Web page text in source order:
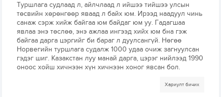
Туршлага судлаад л, айлчлаад л ийшээ тийшээ улсын
төсвийн хөрөнгөөр яваад л байх юм. Ирээд наадуул чинь
санаж сэрж хийж байгаа юм байдаг юм уу. Гадагшаа
явлаа энэ төслөө, энэ ажлаа ингээд хийх юм бна гэж
байгаа дарга цэргийг би бараг л дуулсангүй. Нөгөө
Норвегийн туршлага судалж 1000 удаа очиж загнуулсан
гэдэг шиг. Казакстан луу манай дарга, цэрэг нийлээд 1990
оноос хойш хичнээн хүн хичнээн хоног явсан бол.
Хариулт бичих